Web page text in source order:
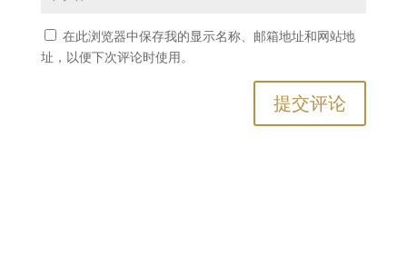
在此浏览器中保存我的显示名称、邮箱地址和网站地
址，以便下次评论时使用。